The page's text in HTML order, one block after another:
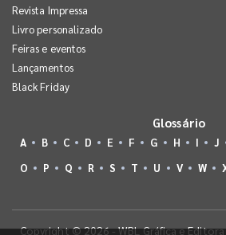
Revista Impressa
Livro personalizado
Feiras e eventos
Lançamentos
Black Friday
Glossário
A B C D E F G H I J
O
P Q R S T U V W
Copyright © 2026 - WBL Gráfica e